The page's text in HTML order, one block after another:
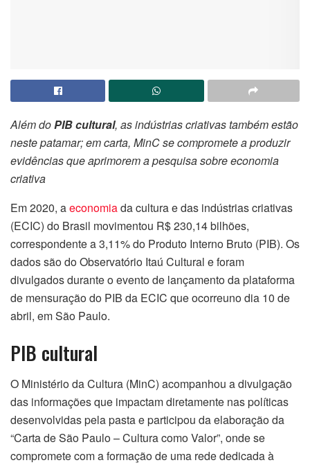
Além doPIB cultural, as indústrias criativas também estão
neste patamar; em carta, MinC se compromete a produzir
evidências que aprimorem a pesquisa sobre economia
criativa
Em 2020, aeconomiada cultura e das indústrias criativas
(ECIC) do Brasil movimentou R$ 230,14 bilhões,
correspondente a 3,11% do Produto Interno Bruto (PIB). Os
dados são do Observatório Itaú Cultural e foram
divulgados durante o evento de lançamento da plataforma
de mensuração do PIB da ECIC que ocorreuno dia 10 de
abril, em São Paulo.
PIB cultural
O Ministério da Cultura (MinC) acompanhou a divulgação
das informações que impactam diretamente nas políticas
desenvolvidas pela pasta e participou da elaboração da
“Carta de São Paulo – Cultura como Valor”, onde se
compromete com a formação de uma rede dedicada à